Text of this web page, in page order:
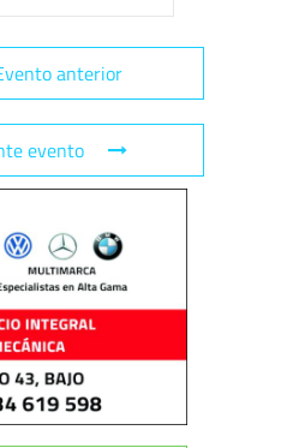
contributors
anterior
evento